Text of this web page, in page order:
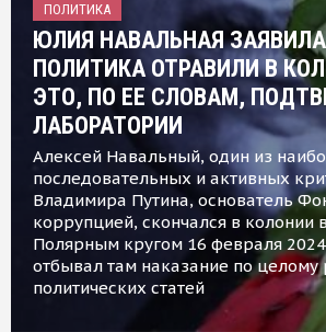
ПОЛИТИКА
ЮЛИЯ НАВАЛЬНАЯ
ПОЛИТИКА ОТРАВИЛИ В
ЭТО, ПО ЕЕ СЛОВАМ,
ЛАБОРАТОРИИ
Алексей Навальный, один из
последовательных и активных
Владимира Путина, основатель
коррупцией, скончался в колонии
Полярным кругом 16 февраля
отбывал там наказание по целому
политических статей